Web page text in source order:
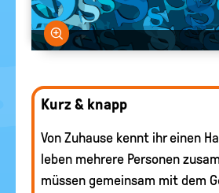
Bild vergrößern
Kurz & knapp
Von Zuhause kennt ihr einen
leben mehrere Personen
müssen gemeinsam mit dem